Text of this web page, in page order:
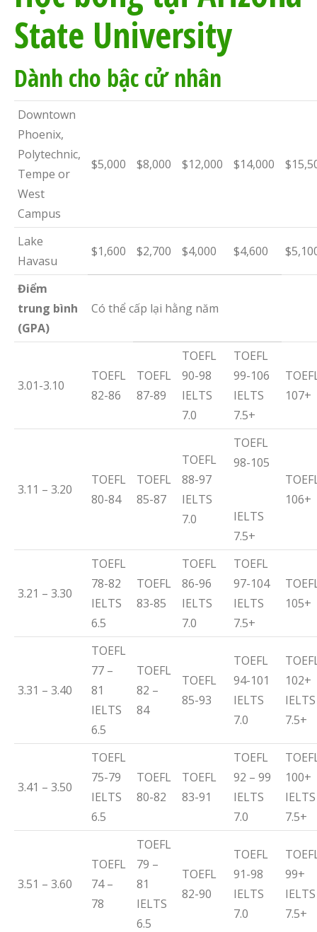
State University
Dành cho bậc cử nhân
Downtown
Phoenix,
Polytechnic,
Tempe or
West
Campus
$5,000 $8,000 $12,000 $14,000
Lake
Havasu
$1,600 $2,700 $4,000 $4,600
Điểm
trung bình
(GPA)
Có thể cấp lại hằng năm
3.01-3.10
TOEFL
82-86
TOEFL
87-89
TOEFL
90-98
IELTS
7.0
TOEFL
99-106
IELTS
7.5+
107+
3.11 – 3.20
TOEFL
80-84
TOEFL
85-87
TOEFL
88-97
IELTS
7.0
TOEFL
98-105
IELTS
7.5+
106+
3.21 – 3.30
TOEFL
78-82
IELTS
6.5
TOEFL
83-85
TOEFL
86-96
IELTS
7.0
TOEFL
97-104
IELTS
7.5+
105+
3.31 – 3.40
TOEFL
77 –
81
IELTS
6.5
TOEFL
82 –
84
TOEFL
85-93
TOEFL
94-101
IELTS
7.0
102+
IELTS
7.5+
3.41 – 3.50
TOEFL
75-79
IELTS
6.5
TOEFL
80-82
TOEFL
83-91
TOEFL
92 – 99
IELTS
7.0
100+
IELTS
7.5+
3.51 – 3.60
TOEFL
74 –
78
TOEFL
79 –
81
IELTS
6.5
TOEFL
82-90
TOEFL
91-98
IELTS
7.0
99+
IELTS
7.5+